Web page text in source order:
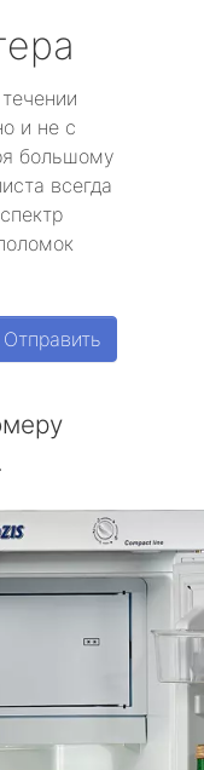
и не с
большому
всегда
Отправить
.